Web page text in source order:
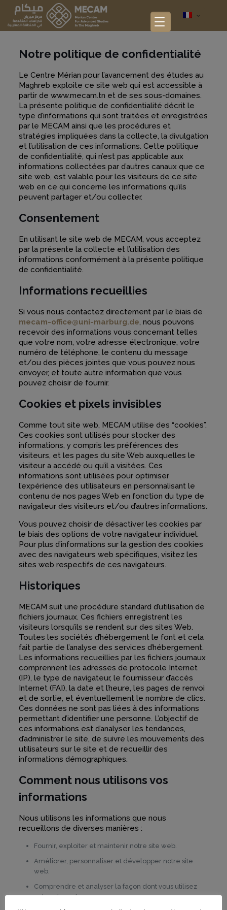
Notre politique de confidentialité
Le Centre Mérian pour l’avancement des études au
Maghreb exploite ce site web qui est accessible à
partir de www.mecam.tn et de ses sous-domaines.
La présente politique de confidentialité décrit le
type d’informations qui sont traitées et enregistrées
par le MECAM ainsi que les procédures et
stratégies impliquées dans la collecte, la divulgation
et l’utilisation de ces informations. Cette politique
de confidentialité, qui n’est pas applicable aux
informations collectées par d’autres canaux que ce
site web, est valable pour les visiteurs de ce site
web en ce qui concerne les informations qu’ils
peuvent partager et/ou collecter.
Consentement
En utilisant le site web de MECAM, vous acceptez
par la présente la collecte et l’utilisation des
informations conformément à la présente politique
de confidentialité.
Informations recueillies
Si vous nous contactez directement par le biais de
mecam-office@uni-marburg.de, nous pouvons
recevoir des informations vous concernant telles
que votre nom, votre adresse électronique, votre
numéro de téléphone, le contenu du message
et/ou des pièces jointes que vous pouvez nous
envoyer, et toute autre information que vous
pouvez choisir de fournir.
Cookies et pixels invisibles
Comme tout site web, MECAM utilise des “cookies”.
Ces cookies sont utilisés pour stocker des
informations, y compris les préférences des
visiteurs, et les pages du site Web auxquelles le
visiteur a accédé ou qu’il a visitées. Ces
informations sont utilisées pour optimiser
l’expérience des utilisateurs en personnalisant le
contenu de nos pages Web en fonction du type de
navigateur des visiteurs et/ou d’autres informations.
Vous pouvez choisir de désactiver les cookies par
le biais des options de votre navigateur individuel.
Pour plus d’informations sur la gestion des cookies
avec des navigateurs web spécifiques, visitez les
sites web respectifs de ces navigateurs.
Historiques
MECAM suit une procédure standard d’utilisation de
fichiers journaux. Ces fichiers enregistrent les
visiteurs lorsqu’ils se rendent sur des sites Web.
Toutes les sociétés d’hébergement le font et cela
fait partie de l’analyse des services d’hébergement.
Les informations recueillies par les fichiers journaux
comprennent les adresses de protocole Internet
(IP), le type de navigateur, le fournisseur d’accès
Internet (FAI), la date et l’heure, les pages de renvoi
et de sortie, et éventuellement le nombre de clics.
Ces données ne sont pas liées à des informations
permettant d’identifier une personne. L’objectif de
ces informations est d’analyser les tendances,
d’administrer le site, de suivre les mouvements des
utilisateurs sur le site et de recueillir des
informations démographiques.
Comment nous utilisons vos
informations
Nous utilisons les informations que nous
recueillons de diverses manières :
Fournir, exploiter et maintenir notre site web.
Améliorer, personnaliser et développer notre site
web.
Comprendre et analyser la façon dont vous utilisez
notre site web.